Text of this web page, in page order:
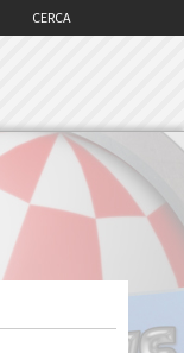
CERCA